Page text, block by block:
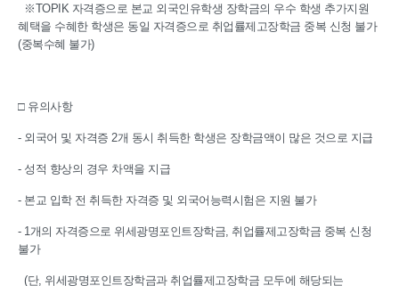
※TOPIK 자격증으로 본교 외국인유학생 장학금의 우수 학생 추가지원
혜택을 수혜한 학생은 동일 자격증으로 취업률제고장학금 중복 신청 불가
(중복수혜 불가)
□ 유의사항
- 외국어 및 자격증 2개 동시 취득한 학생은 장학금액이 많은 것으로 지급
- 성적 향상의 경우 차액을 지급
- 본교 입학 전 취득한 자격증 및 외국어능력시험은 지원 불가
- 1개의 자격증으로 위세광명포인트장학금, 취업률제고장학금 중복 신청
불가
(단, 위세광명포인트장학금과 취업률제고장학금 모두에 해당되는